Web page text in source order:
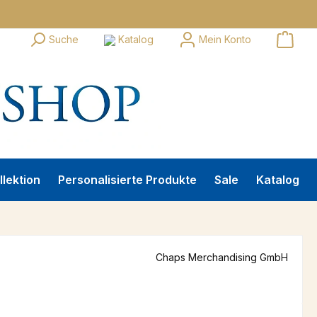
Suche Katalog Mein Konto
Personalisierte Produkte Sale Katalog
Chaps Merchandising GmbH